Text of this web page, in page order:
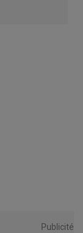
Publicité